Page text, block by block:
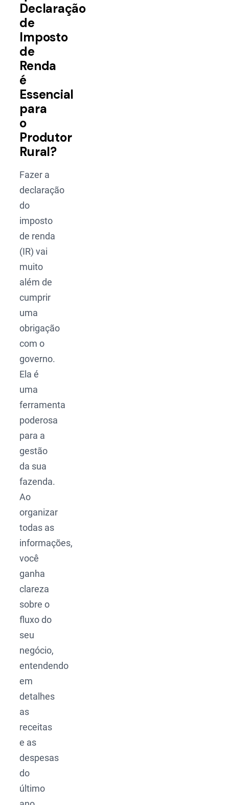
Declaração
de
Imposto
de
Renda
é
Essencial
para
o
Produtor
Rural?
Fazer a
declaração
do
imposto
de renda
(IR) vai
muito
além de
cumprir
uma
obrigação
com o
governo.
Ela é
uma
ferramenta
poderosa
para a
gestão
da sua
fazenda.
Ao
organizar
todas as
informações,
você
ganha
clareza
sobre o
fluxo do
seu
negócio,
entendendo
em
detalhes
as
receitas
e as
despesas
do
último